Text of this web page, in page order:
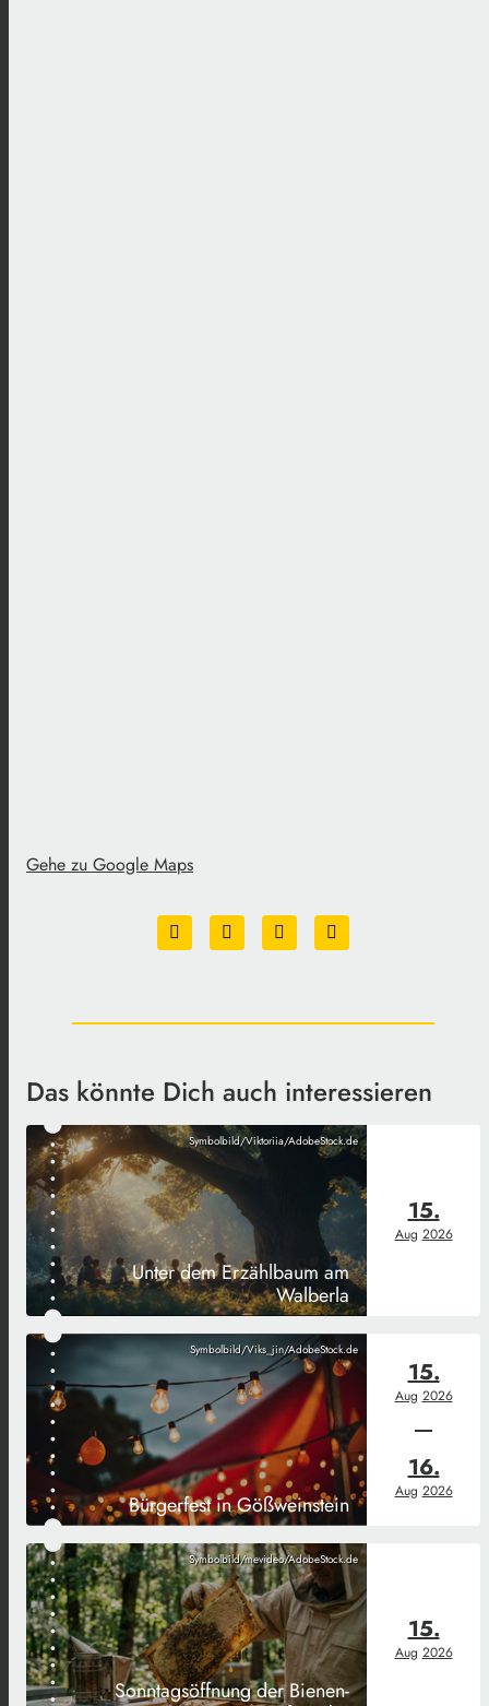
Gehe zu Google Maps
Das könnte Dich auch interessieren
Symbolbild/Viktoriia/AdobeStock.de
Unter dem Erzählbaum am
Walberla
15.
Aug 2026
Symbolbild/Viks_jin/AdobeStock.de
Bürgerfest in Gößweinstein
15.
Aug 2026
16.
Aug 2026
Symbolbild/mevideo/AdobeStock.de
Sonntagsöffnung der Bienen-
15.
Aug 2026